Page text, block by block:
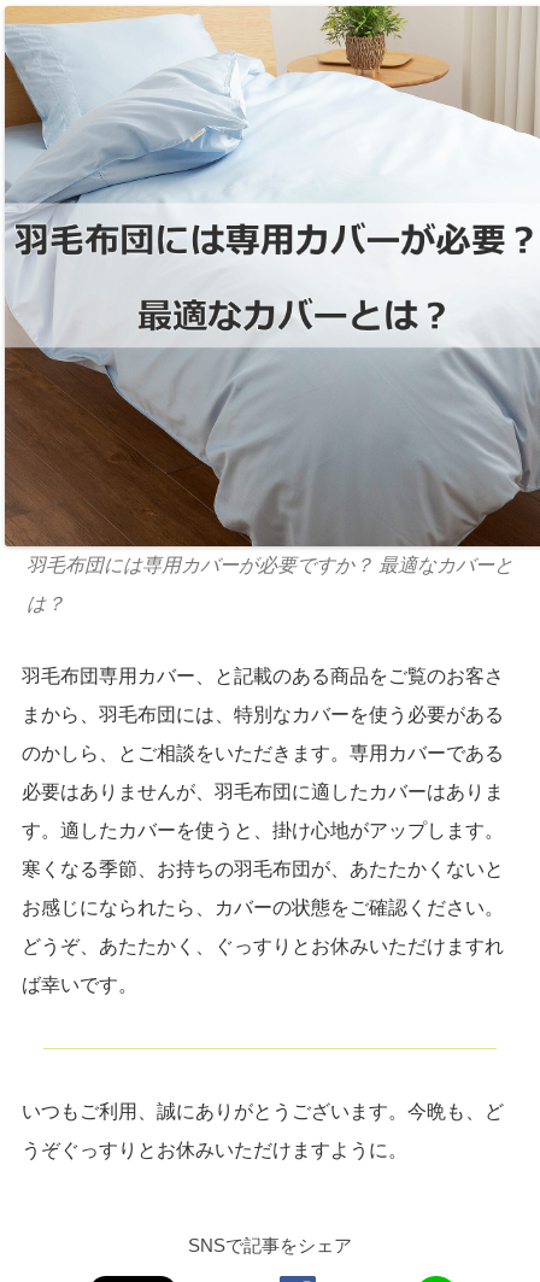
羽毛布団には専用カバーが必要ですか？ 最適なカバーと
は？
羽毛布団専用カバー、と記載のある商品をご覧のお客さ
まから、羽毛布団には、特別なカバーを使う必要がある
のかしら、とご相談をいただきます。専用カバーである
必要はありませんが、羽毛布団に適したカバーはありま
す。適したカバーを使うと、掛け心地がアップします。
寒くなる季節、お持ちの羽毛布団が、あたたかくないと
お感じになられたら、カバーの状態をご確認ください。
どうぞ、あたたかく、ぐっすりとお休みいただけますれ
ば幸いです。
いつもご利用、誠にありがとうございます。今晩も、ど
うぞぐっすりとお休みいただけますように。
SNSで記事をシェア